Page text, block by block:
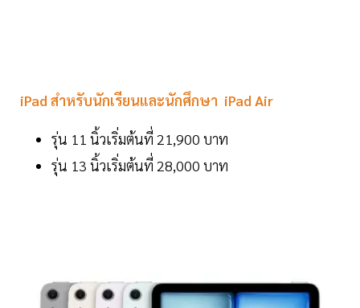
iPad สำหรับนักเรียนและนักศึกษา iPad Air
รุ่น 11 นิ้วเริ่มต้นที่ 21,900 บาท
รุ่น 13 นิ้วเริ่มต้นที่ 28,000 บาท